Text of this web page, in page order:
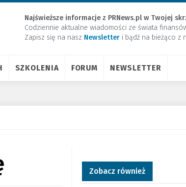
Najświeższe informacje z PRNews.pl w Twojej
Codziennie aktualne wiadomości ze świata
Zapisz się na nasz Newsletter ​i bądź na bieżąco z
SZKOLENIA FORUM NEWSLETTER
Zobacz również